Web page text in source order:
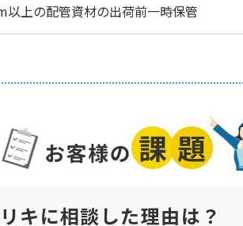
以上の配管資材の出荷前一時保管
キに相談した理由は？